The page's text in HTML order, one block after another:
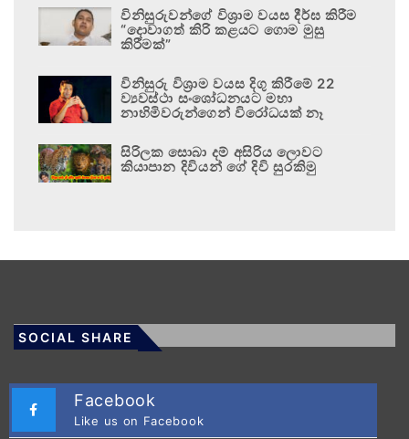
විනිසුරුවන්ගේ විශ්‍රාම වයස දීර්ඝ කිරීම
“දොවාගත් කිරි කළයට ගොම මුසු
කිරීමක්”
විනිසුරු විශ්‍රාම වයස දිගු කිරීමේ 22
ව්‍යවස්ථා සංශෝධනයට මහා
නාහිමිවරුන්ගෙන් විරෝධයක් නෑ
සිරිලක සොබා දම් අසිරිය ලොවට
කියාපාන දිවියන් ගේ දිවි සුරකිමු
SOCIAL SHARE
Facebook
Like us on Facebook